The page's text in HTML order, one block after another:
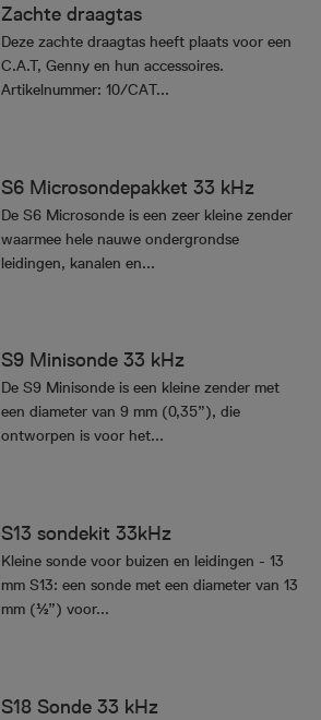
Zachte draagtas
Deze zachte draagtas heeft plaats voor een
C.A.T, Genny en hun accessoires.
Artikelnummer: 10/CAT...
S6 Microsondepakket 33 kHz
De S6 Microsonde is een zeer kleine zender
waarmee hele nauwe ondergrondse
leidingen, kanalen en...
S9 Minisonde 33 kHz
De S9 Minisonde is een kleine zender met
een diameter van 9 mm (0,35”), die
ontworpen is voor het...
S13 sondekit 33kHz
Kleine sonde voor buizen en leidingen - 13
mm S13: een sonde met een diameter van 13
mm (½”) voor...
S18 Sonde 33 kHz